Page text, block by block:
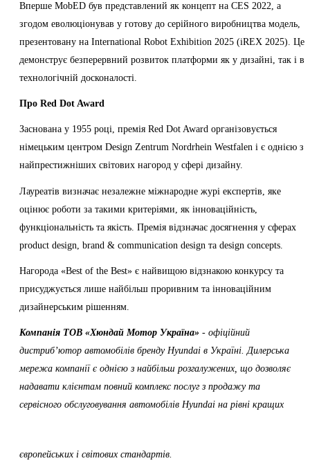
Вперше MobED був представлений як концепт на CES 2022, а
згодом еволюціонував у готову до серійного виробництва модель,
презентовану на International Robot Exhibition 2025 (iREX 2025). Це
демонструє безперервний розвиток платформи як у дизайні, так і в
технологічній досконалості.
Про Red Dot Award
Заснована у 1955 році, премія Red Dot Award організовується
німецьким центром Design Zentrum Nordrhein Westfalen і є однією з
найпрестижніших світових нагород у сфері дизайну.
Лауреатів визначає незалежне міжнародне журі експертів, яке
оцінює роботи за такими критеріями, як інноваційність,
функціональність та якість. Премія відзначає досягнення у сферах
product design, brand & communication design та design concepts.
Нагорода «Best of the Best» є найвищою відзнакою конкурсу та
присуджується лише найбільш проривним та інноваційним
дизайнерським рішенням.
Компанія ТOВ «Хюндай Мотор Україна» - офіційний
дистриб’ютор автомобілів бренду Hyundai в Україні. Дилерська
мережа компанії є однією з найбільш розгалужених, що дозволяє
надавати клієнтам повний комплекс послуг з продажу та
сервісного обслуговування автомобілів Hyundai на рівні кращих
європейських і світових стандартів.